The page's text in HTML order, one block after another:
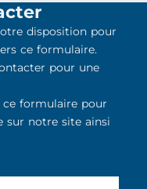
disposition pour
ce formulaire.
pour une
formulaire pour
sur notre site ainsi